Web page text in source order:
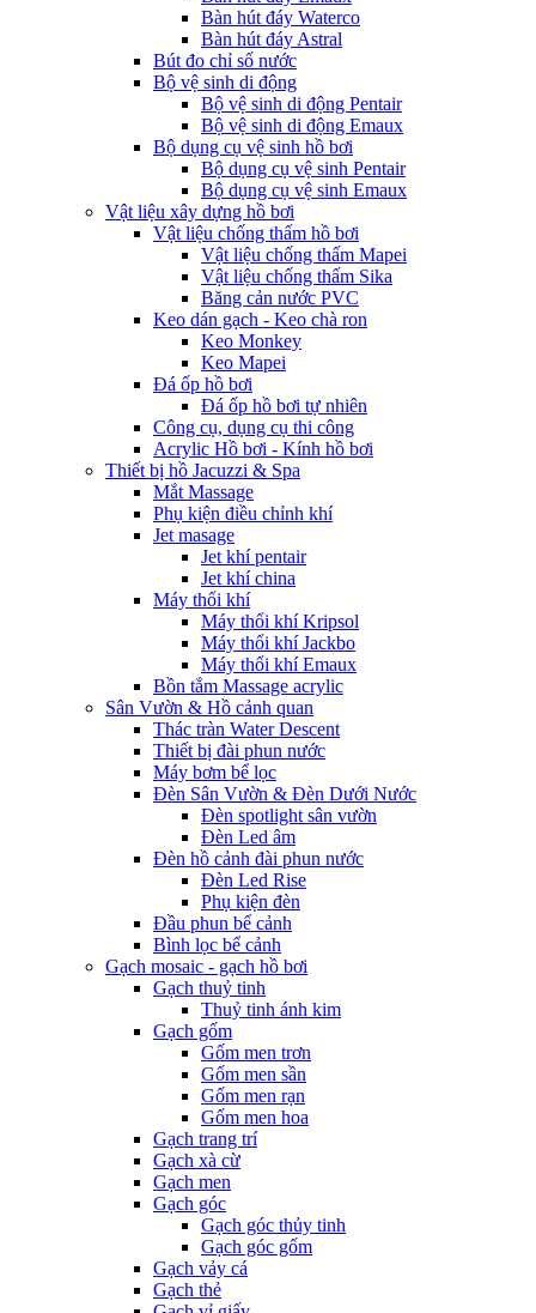
Bàn hút đáy Waterco
Bàn hút đáy Astral
Bút đo chỉ số nước
Bộ vệ sinh di động
Bộ vệ sinh di động Pentair
Bộ vệ sinh di động Emaux
Bộ dụng cụ vệ sinh hồ bơi
Bộ dụng cụ vệ sinh Pentair
Bộ dụng cụ vệ sinh Emaux
Vật liệu xây dựng hồ bơi
Vật liệu chống thấm hồ bơi
Vật liệu chống thấm Mapei
Vật liệu chống thấm Sika
Băng cản nước PVC
Keo dán gạch - Keo chà ron
Keo Monkey
Keo Mapei
Đá ốp hồ bơi
Đá ốp hồ bơi tự nhiên
Công cụ, dụng cụ thi công
Acrylic Hồ bơi - Kính hồ bơi
Thiết bị hồ Jacuzzi & Spa
Mắt Massage
Phụ kiện điều chỉnh khí
Jet masage
Jet khí pentair
Jet khí china
Máy thổi khí
Máy thổi khí Kripsol
Máy thổi khí Jackbo
Máy thổi khí Emaux
Bồn tắm Massage acrylic
Sân Vườn & Hồ cảnh quan
Thác tràn Water Descent
Thiết bị đài phun nước
Máy bơm bể lọc
Đèn Sân Vườn & Đèn Dưới Nước
Đèn spotlight sân vườn
Đèn Led âm
Đèn hồ cảnh đài phun nước
Đèn Led Rise
Phụ kiện đèn
Đầu phun bể cảnh
Bình lọc bể cảnh
Gạch mosaic - gạch hồ bơi
Gạch thuỷ tinh
Thuỷ tinh ánh kim
Gạch gốm
Gốm men trơn
Gốm men sần
Gốm men rạn
Gốm men hoa
Gạch trang trí
Gạch xà cừ
Gạch men
Gạch góc
Gạch góc thủy tinh
Gạch góc gốm
Gạch vảy cá
Gạch thẻ